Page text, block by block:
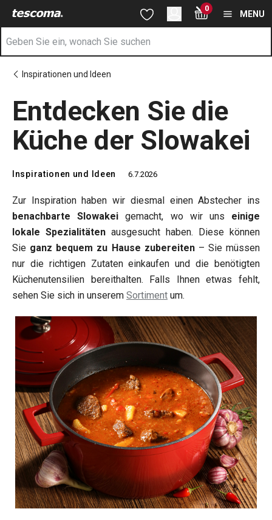
Sie befinden sich auf der Entdecken Sie die Küche der
Zum Hauptinhalt springen
Zur Suche springen
Zur Navigation springen 0
MENU
Inspirationen und Ideen
Entdecken Sie die
Küche der Slowakei
Inspirationen und Ideen 6.7.2026
Zur Inspiration haben wir diesmal einen Abstecher ins
benachbarte Slowakei gemacht, wo wir uns einige
lokale Spezialitäten ausgesucht haben. Diese können
Sie ganz bequem zu Hause zubereiten– Sie müssen
nur die richtigen Zutaten einkaufen und die benötigten
Küchenutensilien bereithalten. Falls Ihnen etwas fehlt,
sehen Sie sich in unserem Sortiment um.